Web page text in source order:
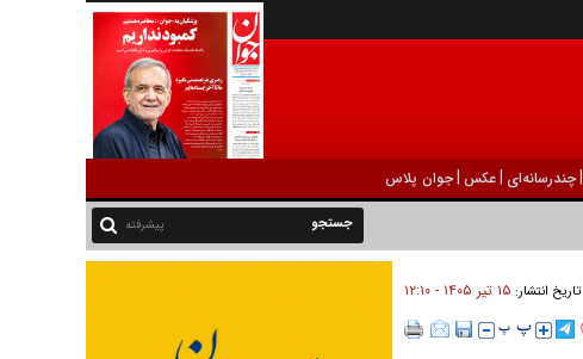
|چندرسانه‌ای |عکس |جوان پلاس
پیشرفته
تاریخ انتشار: ۱۵ تير ۱۴۰۵ - ۱۲:۱۰